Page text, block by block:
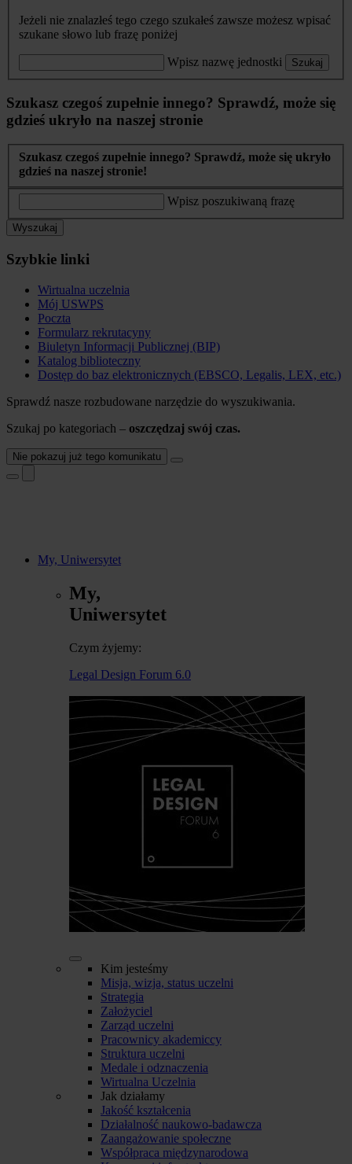
Jeżeli nie znalazłeś tego czego szukałeś zawsze możesz wpisać
szukane słowo lub frazę poniżej
Wpisz nazwę jednostki Szukaj
Szukasz czegoś zupełnie innego? Sprawdź, może się
gdzieś ukryło na naszej stronie
Szukasz czegoś zupełnie innego? Sprawdź, może się ukryło
gdzieś na naszej stronie!
Wpisz poszukiwaną frazę
Wyszukaj
Szybkie linki
Wirtualna uczelnia
Mój USWPS
Poczta
Formularz rekrutacyny
Biuletyn Informacji Publicznej (BIP)
Katalog biblioteczny
Dostęp do baz elektronicznych (EBSCO, Legalis, LEX, etc.)
Sprawdź nasze rozbudowane narzędzie do wyszukiwania.
Szukaj po kategoriach – oszczędzaj swój czas.
Nie pokazuj już tego komunikatu
My, Uniwersytet
My,
Uniwersytet
Czym żyjemy:
Legal Design Forum 6.0
Kim jesteśmy
Misja, wizja, status uczelni
Strategia
Założyciel
Zarząd uczelni
Pracownicy akademiccy
Struktura uczelni
Medale i odznaczenia
Wirtualna Uczelnia
Jak działamy
Jakość kształcenia
Działalność naukowo-badawcza
Zaangażowanie społeczne
Współpraca międzynarodowa